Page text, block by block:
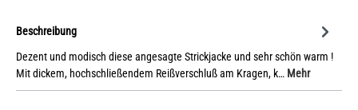
Beschreibung
Dezent und modisch diese angesagte Strickjacke und sehr schön warm !
Mit dickem, hochschließendem Reißverschluß am Kragen, k… Mehr